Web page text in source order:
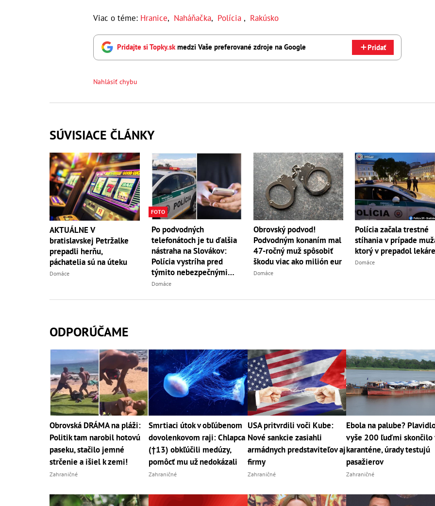
Viac o téme: Hranice, Naháňačka, Polícia , Rakúsko
Pridajte si Topky.skmedzi Vaše preferované zdroje na Google Pridať
Nahlásiť chybu
SÚVISIACE ČLÁNKY
AKTUÁLNE V
bratislavskej Petržalke
prepadli herňu,
páchatelia sú na úteku
Domáce
FOTO
Po podvodných
telefonátoch je tu ďalšia
nástraha na Slovákov:
Polícia vystríha pred
týmito nebezpečnými
SMS-kami!
Domáce
Obrovský podvod!
Podvodným konaním mal
47-ročný muž spôsobiť
škodu viac ako milión eur
Domáce
Polícia začala trestné
stíhania v prípade
ktorý v prepadol
Domáce
ODPORÚČAME
Obrovská DRÁMA na pláži:
Politik tam narobil hotovú
paseku, stačilo jemné
strčenie a išiel k zemi!
Zahraničné
Smrtiaci útok v obľúbenom
dovolenkovom raji: Chlapca
(†13) obkľúčili medúzy,
pomôcť mu už nedokázali
Zahraničné
USA pritvrdili voči Kube:
Nové sankcie zasiahli
armádnych predstaviteľov aj
firmy
Zahraničné
Ebola na palube?
vyše 200 ľuďmi skončilo
karanténe, úrady testujú
pasažierov
Zahraničné